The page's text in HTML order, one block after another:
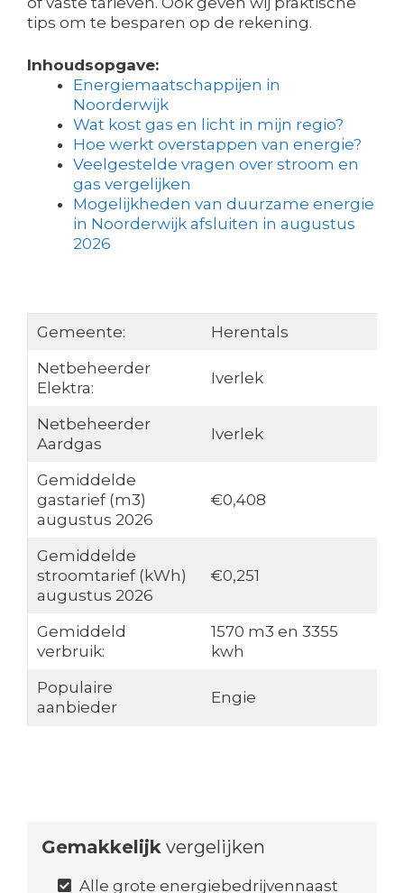
tips om te besparen op de rekening.
Inhoudsopgave:
Energiemaatschappijen in
Noorderwijk
Wat kost gas en licht in mijn regio?
Hoe werkt overstappen van energie?
Veelgestelde vragen over stroom en
gas vergelijken
Mogelijkheden van duurzame energie
in Noorderwijk afsluiten in augustus
2026
Gemeente:
Herentals
Netbeheerder
Elektra:
Iverlek
Netbeheerder
Aardgas
Iverlek
Gemiddelde
gastarief (m3)
augustus 2026
€0,408
Gemiddelde
stroomtarief (kWh)
augustus 2026
€0,251
Gemiddeld
verbruik:
1570 m3 en 3355
kwh
Populaire
aanbieder
Engie
Gemakkelijk vergelijken
Alle grote energiebedrijvennaast